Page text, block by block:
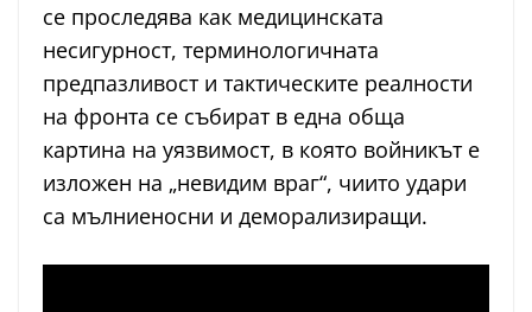
се проследява как медицинската
несигурност, терминологичната
предпазливост и тактическите реалности
на фронта се събират в една обща
картина на уязвимост, в която войникът е
изложен на „невидим враг“, чиито удари
са мълниеносни и деморализиращи.